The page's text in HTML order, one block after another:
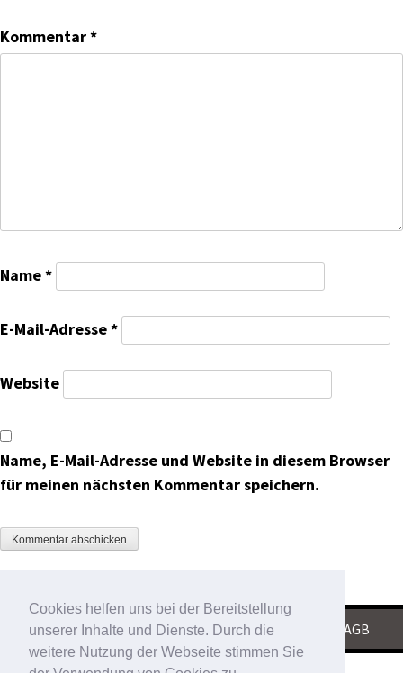
Cookies helfen uns bei der Bereitstellung
unserer Inhalte und Dienste. Durch die
weitere Nutzung der Webseite stimmen Sie
Kommentar*
Name*
E-Mail-Adresse*
Website
Name, E-Mail-Adresse und Website in diesem Browser
für meinen nächsten Kommentar speichern.
KONTAKT|IMPRESSUM|DATENSCHUTZ AGB